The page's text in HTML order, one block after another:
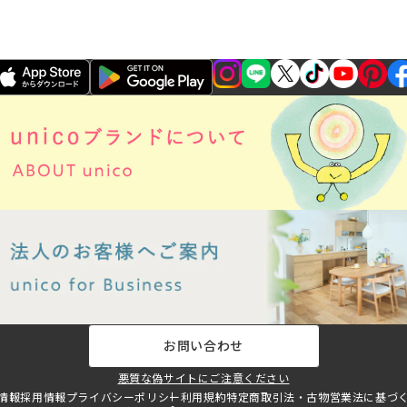
お問い合わせ
悪質な偽サイトにご注意ください
報採用情報プライバシーポリシー利用規約特定商取引法・古物営業法に基づ